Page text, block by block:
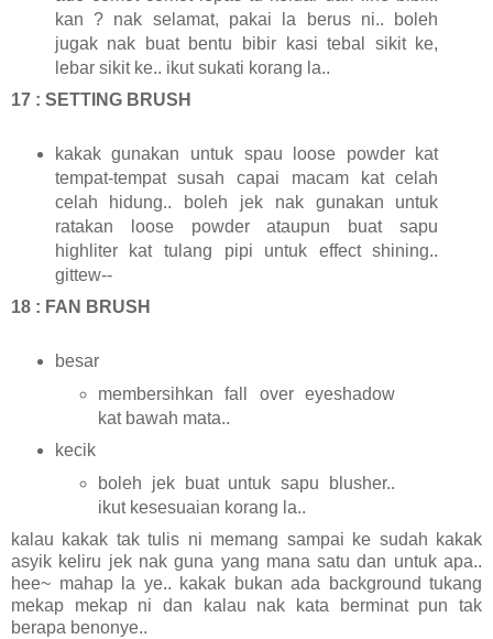
kan ? nak selamat, pakai la berus ni.. boleh
jugak nak buat bentu bibir kasi tebal sikit ke,
lebar sikit ke.. ikut sukati korang la..
17 : SETTING BRUSH
kakak gunakan untuk spau loose powder kat
tempat-tempat susah capai macam kat celah
celah hidung.. boleh jek nak gunakan untuk
ratakan loose powder ataupun buat sapu
highliter kat tulang pipi untuk effect shining..
gittew--
18 : FAN BRUSH
besar
membersihkan fall over eyeshadow
kat bawah mata..
kecik
boleh jek buat untuk sapu blusher..
ikut kesesuaian korang la..
kalau kakak tak tulis ni memang sampai ke sudah kakak
asyik keliru jek nak guna yang mana satu dan untuk apa..
hee~ mahap la ye.. kakak bukan ada background tukang
mekap mekap ni dan kalau nak kata berminat pun tak
berapa benonye..